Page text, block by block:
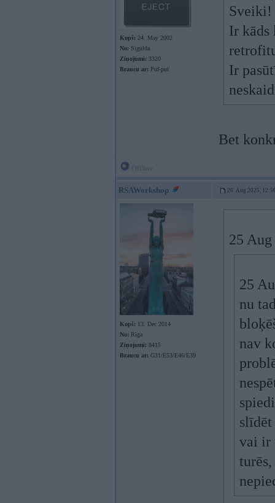
Kopš: 24. May 2002
No: Sigulda
Ziņojumi: 3320
Braucu ar: Puf-puf
Sveiki!
Ir kāds
Ir
Bet
RSAWorkshop 26. Aug 2025,
Kopš: 13. Dec 2014
No: Rīga
Ziņojumi: 8415
Braucu ar: G31/E53/E46/E39
25
25
nu
nav
vai ir